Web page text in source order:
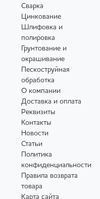
Сварка
Цинкование
Шлифовка и
полировка
Грунтование и
окрашивание
Пескоструйная
обработка
О компании
Доставка и оплата
Реквизиты
Контакты
Новости
Статьи
Политика
конфиденциальности
Правила возврата
товара
Карта сайта